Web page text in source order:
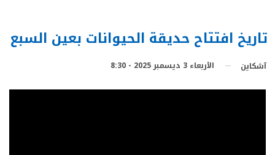
تاريخ افتتاح حديقة الحيوانات بعين السبع
آشكاين الأربعاء 3 ديسمبر 2025 - 8:30